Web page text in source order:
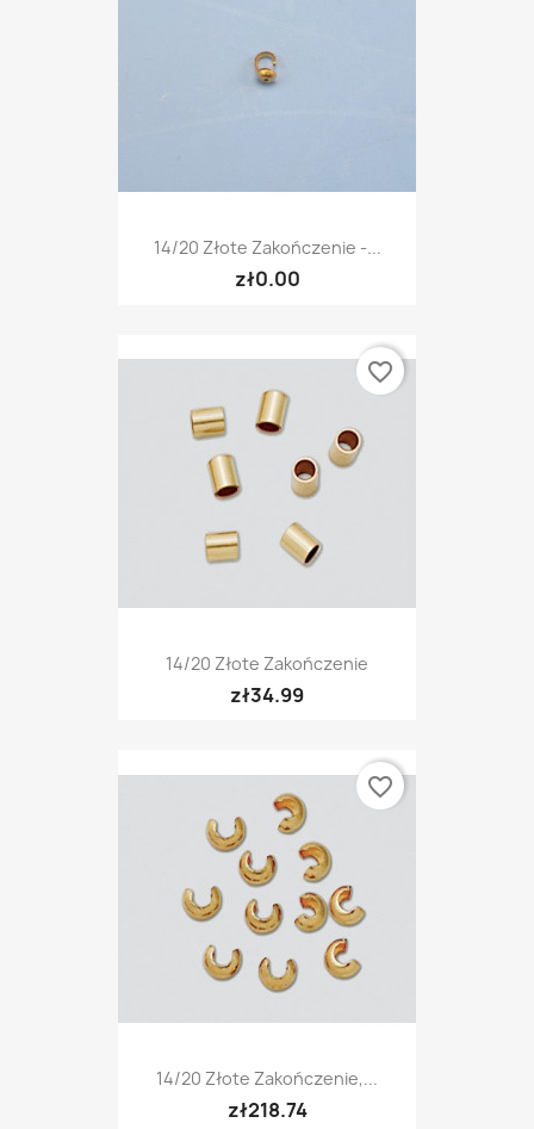
14/20 Złote Zakończenie -...
zł0.00
14/20 Złote Zakończenie
zł34.99
favorite_border
14/20 Złote Zakończenie,...
zł218.74
favorite_border